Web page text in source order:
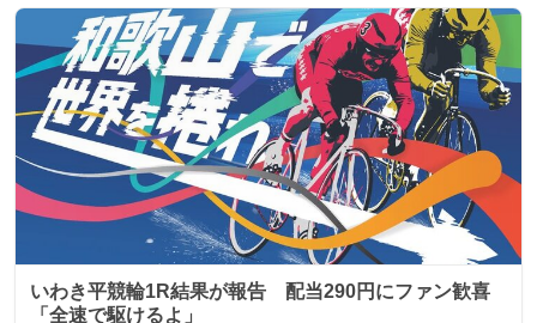
いわき平競輪1R結果が報告 配当290円にファン歓喜
「全速で駆けるよ」